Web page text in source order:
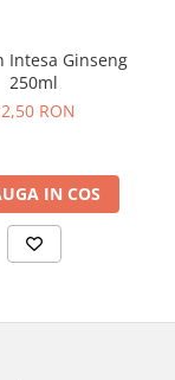
Intesa Ginseng
250ml
RON
IN COS